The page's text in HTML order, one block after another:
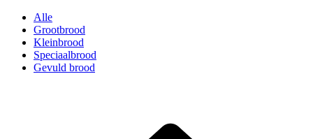
Alle
Grootbrood
Kleinbrood
Speciaalbrood
Gevuld brood